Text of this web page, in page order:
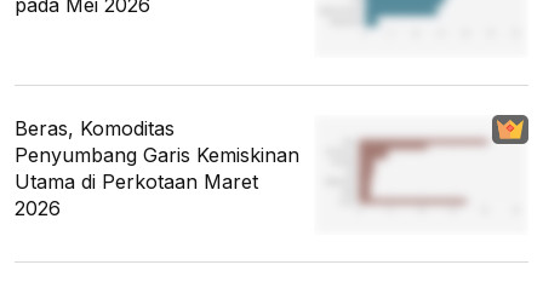
Beras, Komoditas
Penyumbang Garis Kemiskinan
Utama di Perkotaan Maret
2026